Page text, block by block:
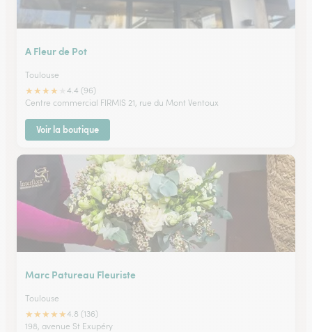
A Fleur de Pot
Toulouse
★★★★
4.4 (96)
Centre commercial FIRMIS 21, rue du Mont Ventoux
Voir la boutique
Marc Patureau Fleuriste
Toulouse
★★★★★4.8 (136)
198, avenue St Exupéry